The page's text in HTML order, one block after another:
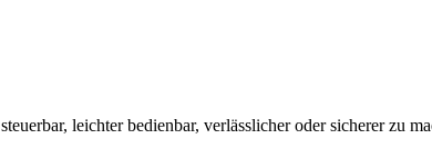
leichter bedienbar, verlässlicher oder sicherer zu